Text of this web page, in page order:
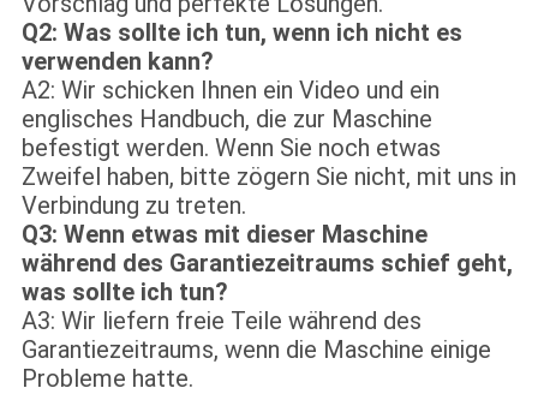
Q2: Was sollte ich tun, wenn ich nicht es
verwenden kann?
A2: Wir schicken Ihnen ein Video und ein
englisches Handbuch, die zur Maschine
befestigt werden. Wenn Sie noch etwas
Zweifel haben, bitte zögern Sie nicht, mit uns in
Verbindung zu treten.
Q3: Wenn etwas mit dieser Maschine
während des Garantiezeitraums schief geht,
was sollte ich tun?
A3: Wir liefern freie Teile während des
Garantiezeitraums, wenn die Maschine einige
Probleme hatte.